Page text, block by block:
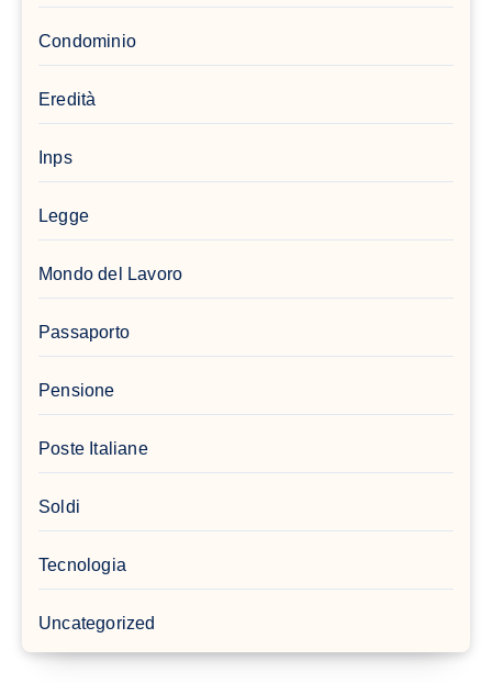
Condominio
Eredità
Inps
Legge
Mondo del Lavoro
Passaporto
Pensione
Poste Italiane
Soldi
Tecnologia
Uncategorized